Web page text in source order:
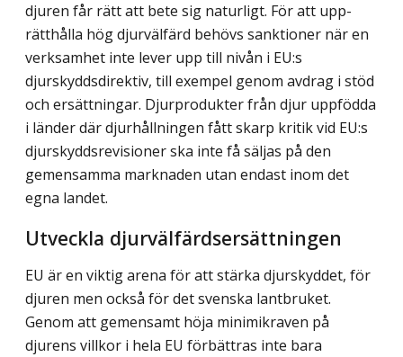
djuren får rätt att bete sig naturligt. För att upp­
rätthålla hög djurvälfärd behövs sanktioner när en
verksamhet inte lever upp till nivån i EU:s
djurskyddsdirektiv, till exempel genom avdrag i stöd
och ersättningar. Djurprodukter från djur uppfödda
i länder där djurhållningen fått skarp kritik vid EU:s
djurskydds­revisioner ska inte få säljas på den
gemensamma marknaden utan endast inom det
egna landet.
Utveckla djurvälfärdsersättningen
EU är en viktig arena för att stärka djurskyddet, för
djuren men också för det svenska lantbruket.
Genom att gemensamt höja minimikraven på
djurens villkor i hela EU förbättras inte bara